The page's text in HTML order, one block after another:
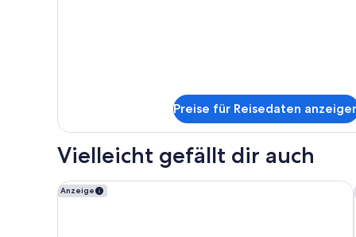
Preise für Reisedaten
Vielleicht gefällt dir auch
Anzeige
Hotel Schillerpark Linz, a member of Radisson